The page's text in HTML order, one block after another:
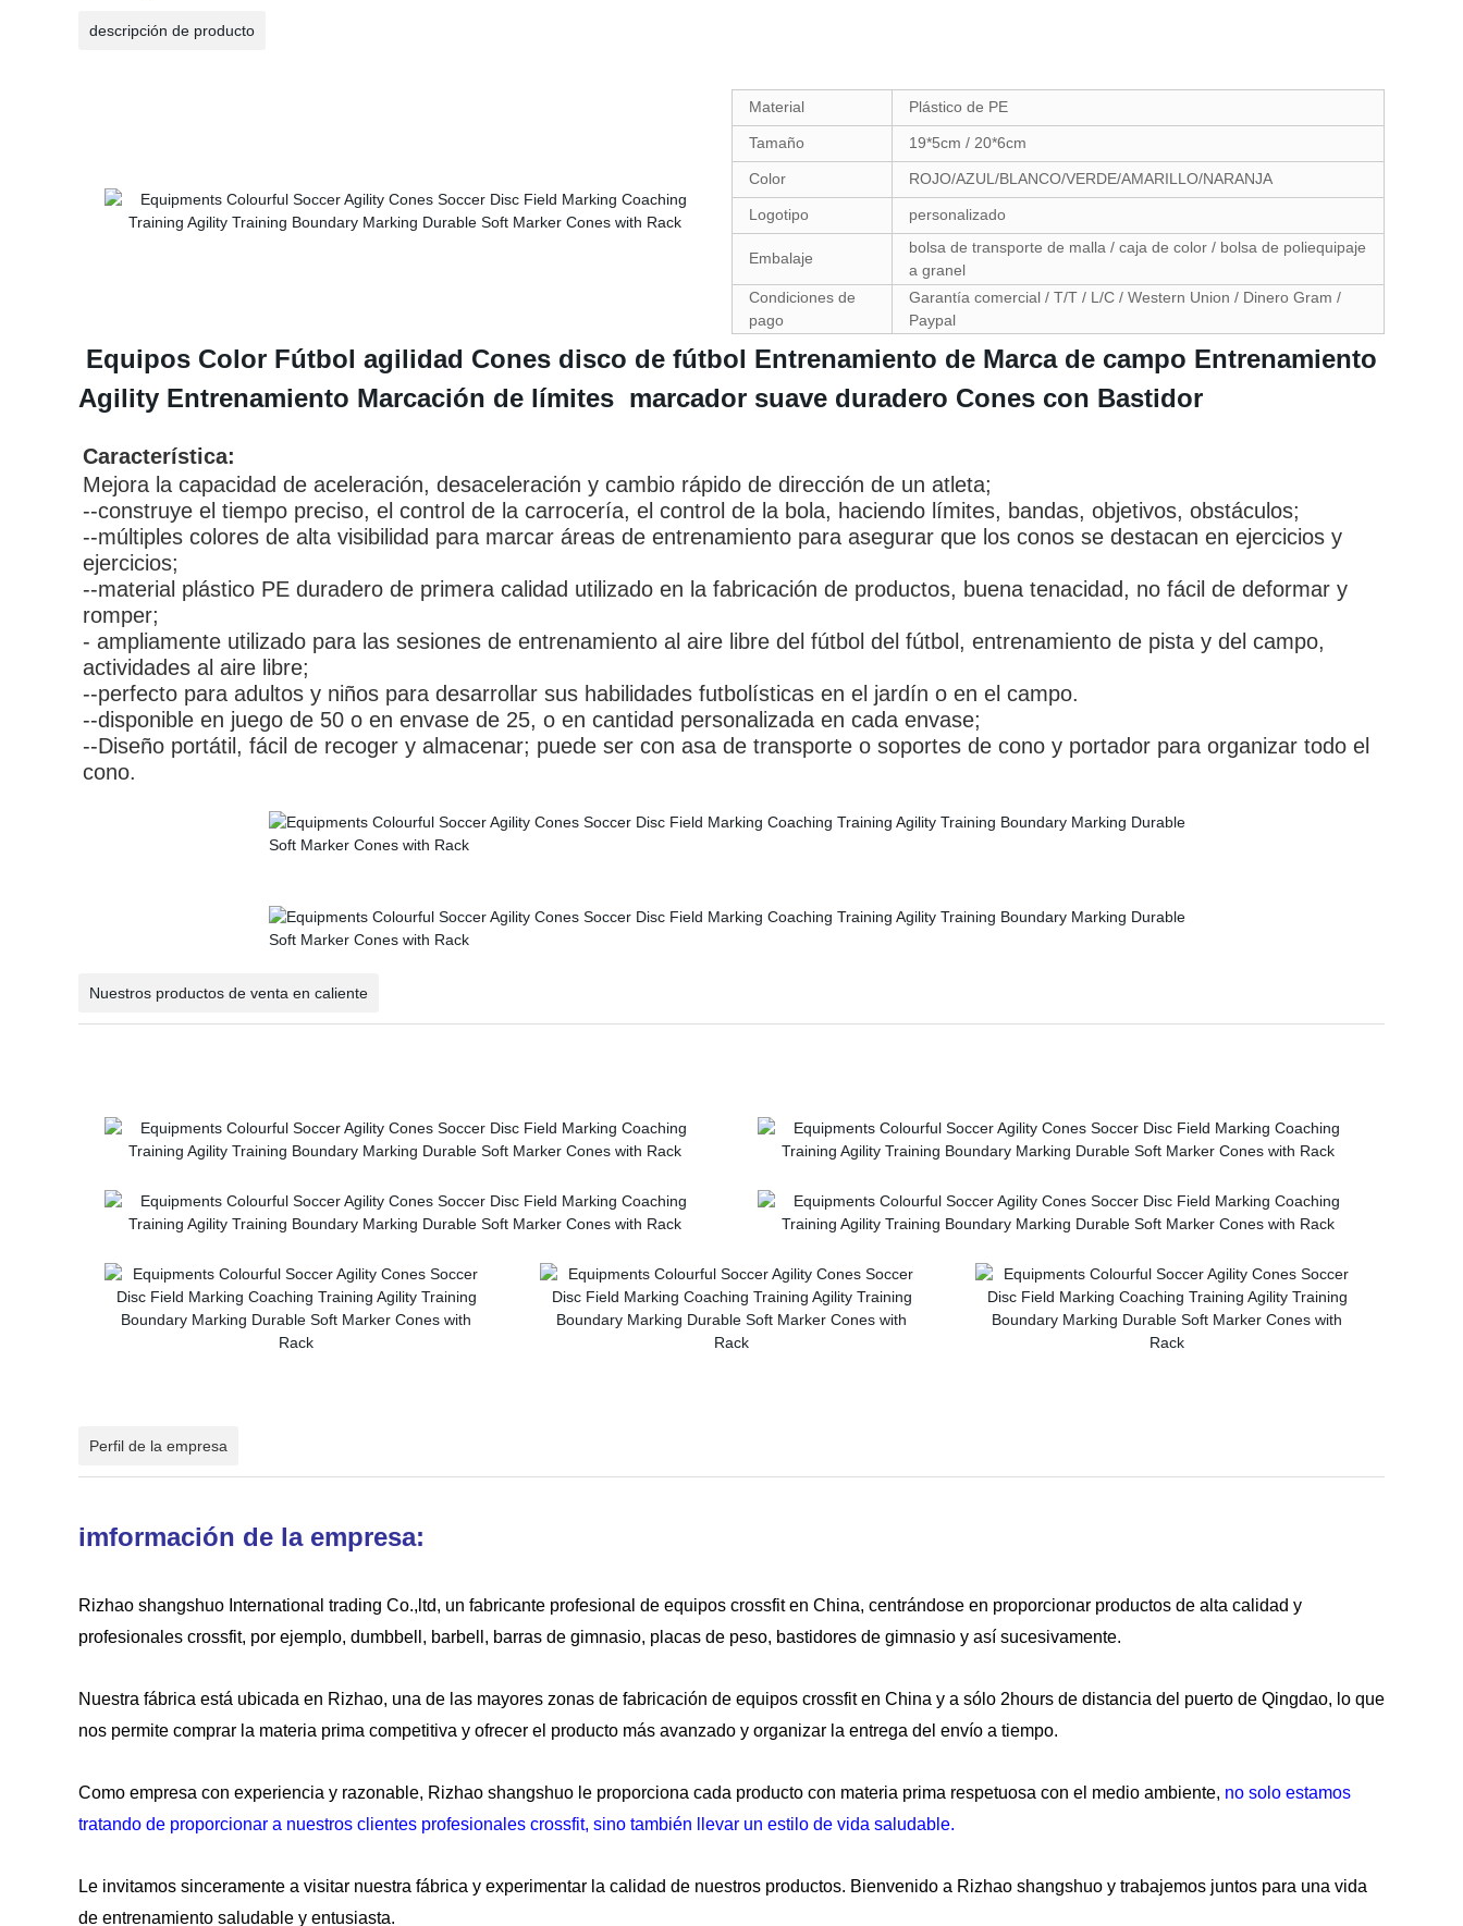
descripción de producto
Material Plástico de PE
Tamaño 19*5cm / 20*6cm
Color ROJO/AZUL/BLANCO/VERDE/AMARILLO/NARANJA
Logotipo personalizado
Embalaje
bolsa de transporte de malla / caja de color / bolsa de poliequipaje
a granel
Condiciones de
pago
Garantía comercial / T/T / L/C / Western Union / Dinero Gram /
Paypal
Equipos Color Fútbol agilidad Cones disco de fútbol Entrenamiento de Marca de campo Entrenamiento
Agility Entrenamiento Marcación de límites marcador suave duradero Cones con Bastidor
Característica:
Mejora la capacidad de aceleración, desaceleración y cambio rápido de dirección de un atleta;
--construye el tiempo preciso, el control de la carrocería, el control de la bola, haciendo límites, bandas, objetivos, obstáculos;
--múltiples colores de alta visibilidad para marcar áreas de entrenamiento para asegurar que los conos se destacan en ejercicios y
ejercicios;
--material plástico PE duradero de primera calidad utilizado en la fabricación de productos, buena tenacidad, no fácil de deformar y
romper;
- ampliamente utilizado para las sesiones de entrenamiento al aire libre del fútbol del fútbol, entrenamiento de pista y del campo,
actividades al aire libre;
--perfecto para adultos y niños para desarrollar sus habilidades futbolísticas en el jardín o en el campo.
--disponible en juego de 50 o en envase de 25, o en cantidad personalizada en cada envase;
--Diseño portátil, fácil de recoger y almacenar; puede ser con asa de transporte o soportes de cono y portador para organizar todo el
cono.
Nuestros productos de venta en caliente
Perfil de la empresa
imformación de la empresa:
Rizhao shangshuo International trading Co.,ltd, un fabricante profesional de equipos crossfit en China, centrándose en proporcionar productos de alta calidad y
profesionales crossfit, por ejemplo, dumbbell, barbell, barras de gimnasio, placas de peso, bastidores de gimnasio y así sucesivamente.
Nuestra fábrica está ubicada en Rizhao, una de las mayores zonas de fabricación de equipos crossfit en China y a sólo 2hours de distancia del puerto de Qingdao, lo que
nos permite comprar la materia prima competitiva y ofrecer el producto más avanzado y organizar la entrega del envío a tiempo.
Como empresa con experiencia y razonable, Rizhao shangshuo le proporciona cada producto con materia prima respetuosa con el medio ambiente, no solo estamos
tratando de proporcionar a nuestros clientes profesionales crossfit, sino también llevar un estilo de vida saludable.
Le invitamos sinceramente a visitar nuestra fábrica y experimentar la calidad de nuestros productos. Bienvenido a Rizhao shangshuo y trabajemos juntos para una vida
de entrenamiento saludable y entusiasta.